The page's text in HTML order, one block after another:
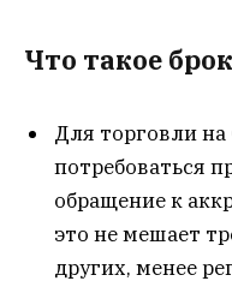
Что такое
Для торговли
потребоваться
обращение к
это не мешает
других, менее